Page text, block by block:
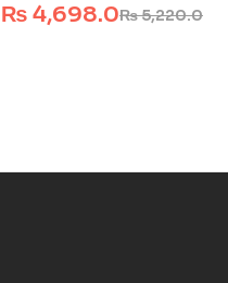
₨5,220.0
₨ 4,698.0